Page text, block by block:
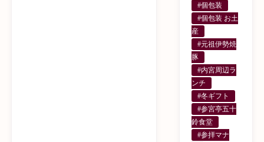
#個包装
#個包装 お土
産
#元祖伊勢焼
豚
#内宮周辺ラ
ンチ
#冬ギフト
#参宮亭五十
鈴食堂
#参拝マナ